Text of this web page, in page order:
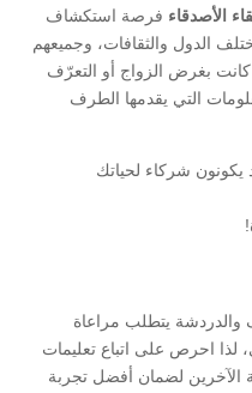
الأصدقاء فرصة استكشاف
الدول والثقافات، وجميعهم
بغرض الزواج أو التعرّف
التي يقدمها الطرف
شركاء لحياتك
والدردشة يتطلب مراعاة
لذا احرص على اتباع تعليمات
الآخرين لضمان أفضل تجربة